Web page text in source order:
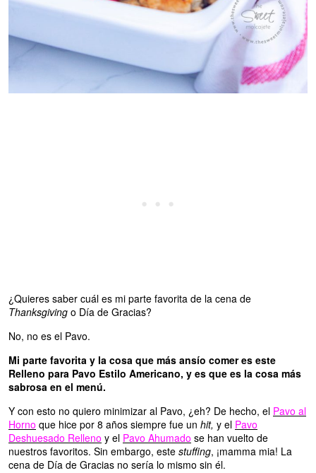
¿Quieres saber cuál es mi parte favorita de la cena de
Thanksgiving o Día de Gracias?
No, no es el Pavo.
Mi parte favorita y la cosa que más ansío comer es este
Relleno para Pavo Estilo Americano, y es que es la cosa más
sabrosa en el menú.
Y con esto no quiero minimizar al Pavo, ¿eh? De hecho, el Pavo al
Horno que hice por 8 años siempre fue un hit, y el Pavo
Deshuesado Relleno y el Pavo Ahumado se han vuelto de
nuestros favoritos. Sin embargo, este stuffing, ¡mamma mia! La
cena de Día de Gracias no sería lo mismo sin él.